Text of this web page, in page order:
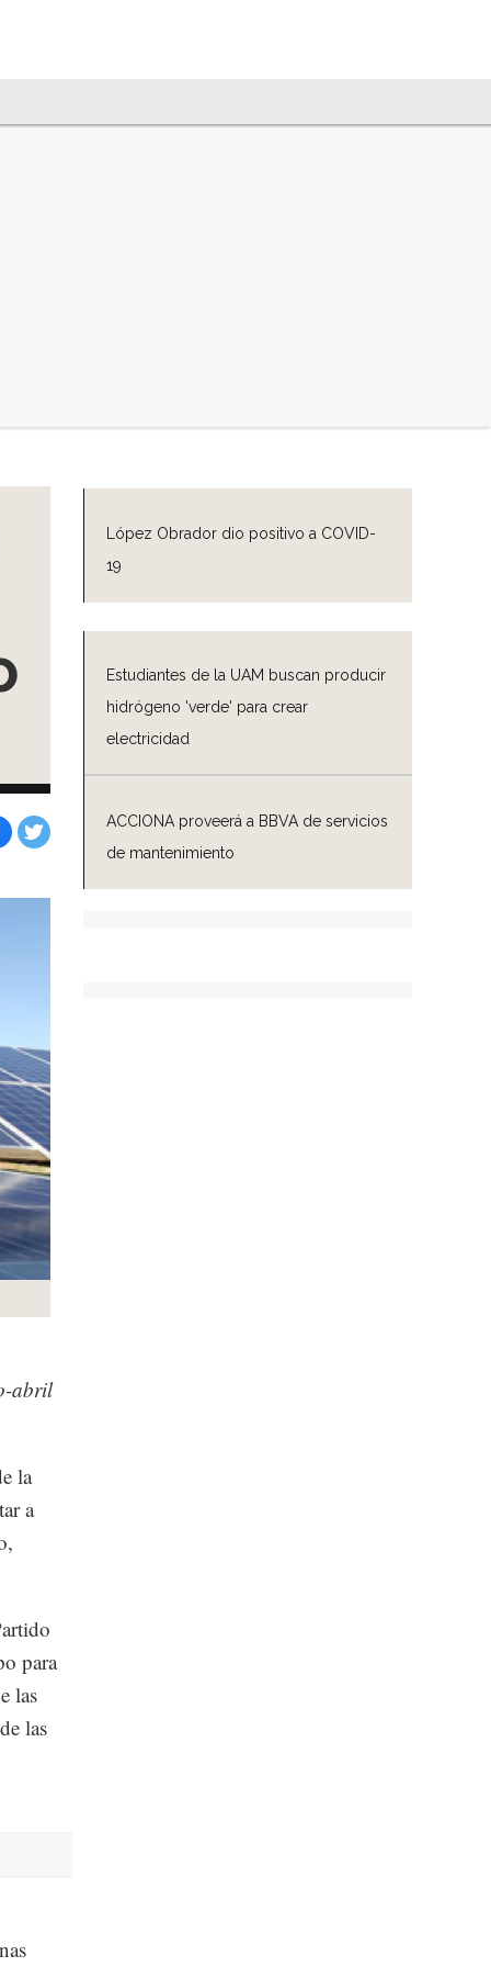
López Obrador dio positivo a COVID-
19
Estudiantes de la UAM buscan producir
hidrógeno 'verde' para crear
electricidad
ACCIONA proveerá a BBVA de servicios
de mantenimiento
abril
la
a
para
las
las